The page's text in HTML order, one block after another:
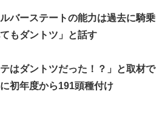
バーステートの能力は過去に騎乗
もダントツ」と話す
はダントツだった！？」と取材で
初年度から191頭種付け